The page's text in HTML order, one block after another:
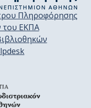
Πληροφόρησης
του ΕΚΠΑ